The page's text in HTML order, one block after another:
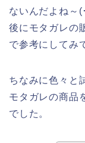
ないんだよね～
後にモタガレの
で参考にしてみ
ちなみに色々と
モタガレの商品
でした。